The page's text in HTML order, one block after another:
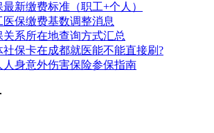
最新缴费标准（职工+个人）
医保缴费基数调整消息
关系所在地查询方式汇总
保卡在成都就医能不能直接刷?
人身意外伤害保险参保指南